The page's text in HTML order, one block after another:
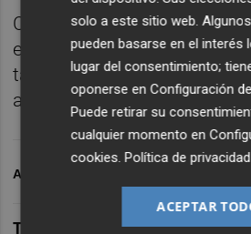
Con once títulos de liga, el
es el club más laureado de
también “un referente social
añadieron las mismas
ARCHIVADO EN
solo a este sitio web.
pueden basarse en el interés
lugar del consentimiento;
oponerse enConfiguración
Puede retirar su
cualquier momento en
cookies.Política de privacidad
ACEPTAR